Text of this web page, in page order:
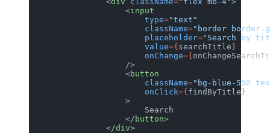
                    <
input
                        type
="text"
                        className
="border
                        placeholder
="Search by
                        value
={ searchTitle }
                        onChange
={
                    />
                    <
button
                        className
="bg-blue-500
                        onClick
={ findByTitle }
                    >
                        Search
                    </
button>
                </
div>